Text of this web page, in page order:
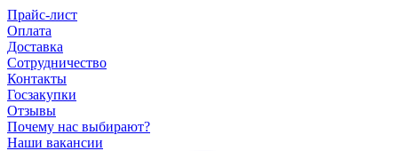
Прайс-лист
Оплата
Доставка
Сотрудничество
Контакты
Госзакупки
Отзывы
Почему нас выбирают?
Наши вакансии